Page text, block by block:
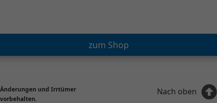
zum Shop
Änderungen und Irrtümer
vorbehalten.
Nach oben